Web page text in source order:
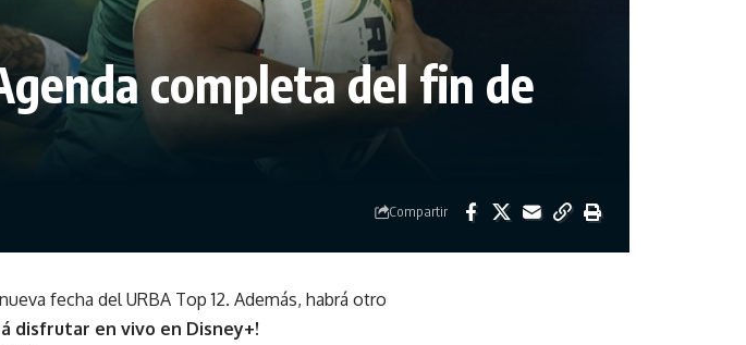
completa del fin de
Compartir
fecha del URBA Top 12. Además, habrá otro
disfrutar en vivo en Disney+!